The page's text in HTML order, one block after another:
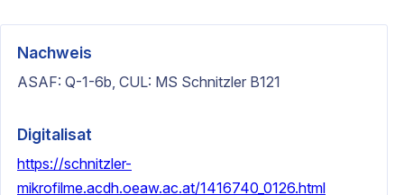
Nachweis
ASAF: Q-1-6b, CUL: MS Schnitzler B121
Digitalisat
https://schnitzler-
mikrofilme.acdh.oeaw.ac.at/1416740_0126.html